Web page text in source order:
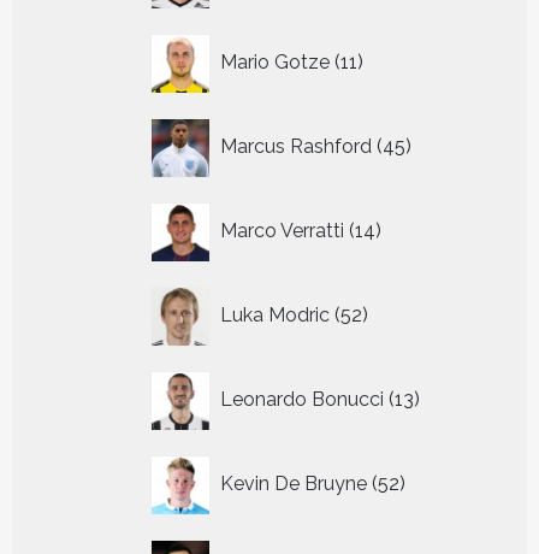
Mario Gotze 11
producten
Marcus Rashford 45
producten
Marco Verratti 14
producten
Luka Modric 52
producten
Leonardo Bonucci 13
producten
Kevin De Bruyne 52
producten